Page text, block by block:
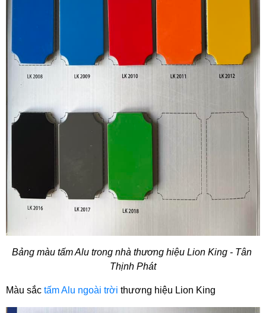
Bảng màu tấm Alu trong nhà thương hiệu Lion King - Tân
Thịnh Phát
Màu sắc tấm Alu ngoài trời thương hiệu Lion King